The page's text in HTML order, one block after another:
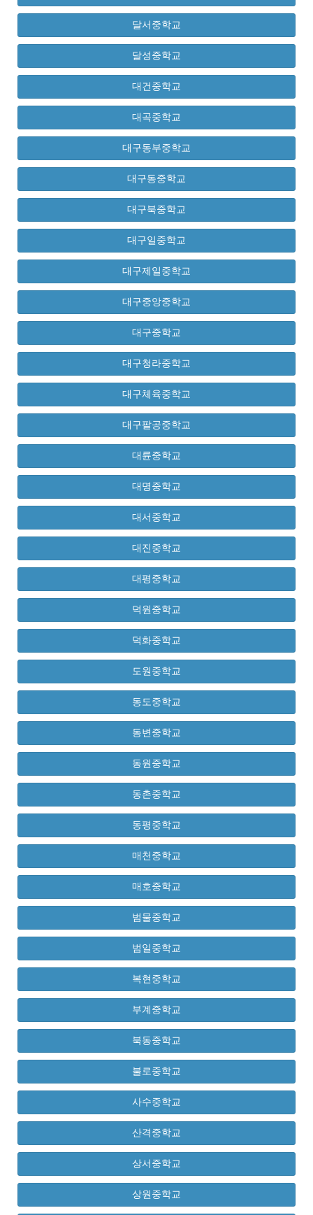
달서중학교
달성중학교
대건중학교
대곡중학교
대구동부중학교
대구동중학교
대구북중학교
대구일중학교
대구제일중학교
대구중앙중학교
대구중학교
대구청라중학교
대구체육중학교
대구팔공중학교
대륜중학교
대명중학교
대서중학교
대진중학교
대평중학교
덕원중학교
덕화중학교
도원중학교
동도중학교
동변중학교
동원중학교
동촌중학교
동평중학교
매천중학교
매호중학교
범물중학교
범일중학교
복현중학교
부계중학교
북동중학교
불로중학교
사수중학교
산격중학교
상서중학교
상원중학교